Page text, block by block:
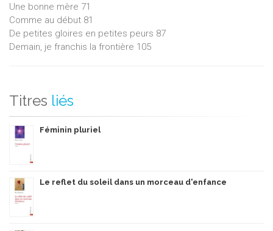
Une bonne mère 71
Comme au début 81
De petites gloires en petites peurs 87
Demain, je franchis la frontière 105
Titres liés
Féminin pluriel
Le reflet du soleil dans un morceau d'enfance